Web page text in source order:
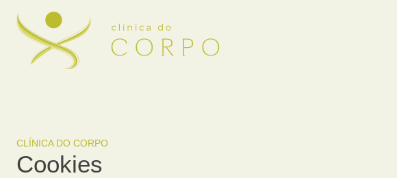
CLÍNICA DO CORPO
Cookies